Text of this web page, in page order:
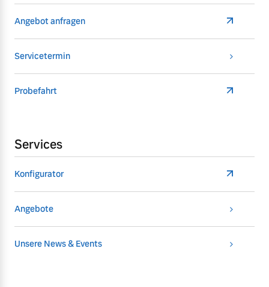
Angebot anfragen
Servicetermin
Probefahrt
Services
Konfigurator
Angebote
Unsere News & Events